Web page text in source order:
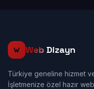
Web Dizayn
Türkiye geneline hizmet
İşletmenize özel hazır